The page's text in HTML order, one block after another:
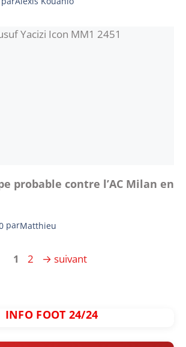
probable contre l’AC Milan en
parMatthieu
Page
1 Page
2 → suivant
INFO FOOT 24/24